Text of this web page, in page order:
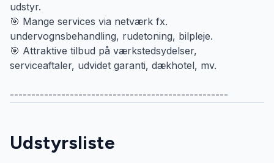
udstyr.
🎯 Mange services via netværk fx.
undervognsbehandling, rudetoning, bilpleje.
🎯 Attraktive tilbud på værkstedsydelser,
serviceaftaler, udvidet garanti, dækhotel, mv.
---------------------------------------------------
Udstyrsliste